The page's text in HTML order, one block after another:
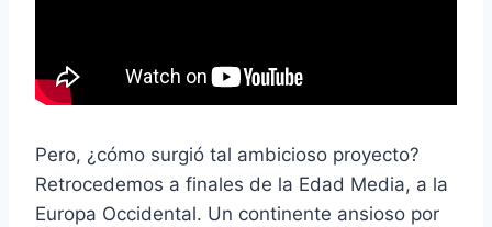
Pero, ¿cómo surgió tal ambicioso proyecto?
Retrocedemos a finales de la Edad Media, a la
Europa Occidental. Un continente ansioso por